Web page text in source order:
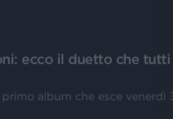
ecco il duetto che tutti
album che esce venerdì